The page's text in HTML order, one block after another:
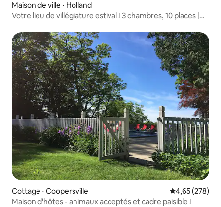
Maison de ville ⋅ Holland
Votre lieu de villégiature estival ! 3 chambres, 10 places |
Cottage ⋅ Coopersville Évaluation
4,65 (278)
Maison d'hôtes - animaux acceptés et cadre paisible !